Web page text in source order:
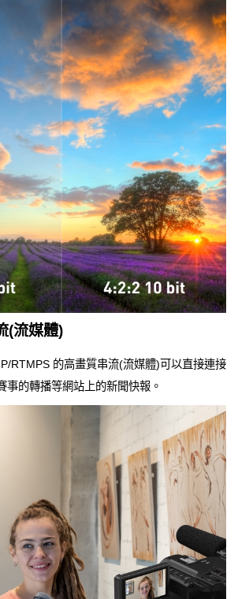
(流媒體)
RTMPS 的高畫質串流(流媒體)可以直接連接
事的轉播等網站上的新聞快報。